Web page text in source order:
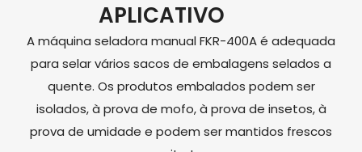
APLICATIVO
A máquina seladora manual FKR-400A é adequada
para selar vários sacos de embalagens selados a
quente. Os produtos embalados podem ser
isolados, à prova de mofo, à prova de insetos, à
prova de umidade e podem ser mantidos frescos